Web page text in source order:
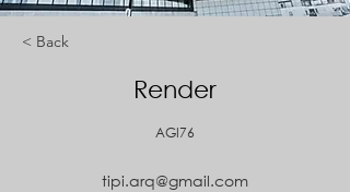
< Back
Render
AGI76
tipi.arq@gmail.com